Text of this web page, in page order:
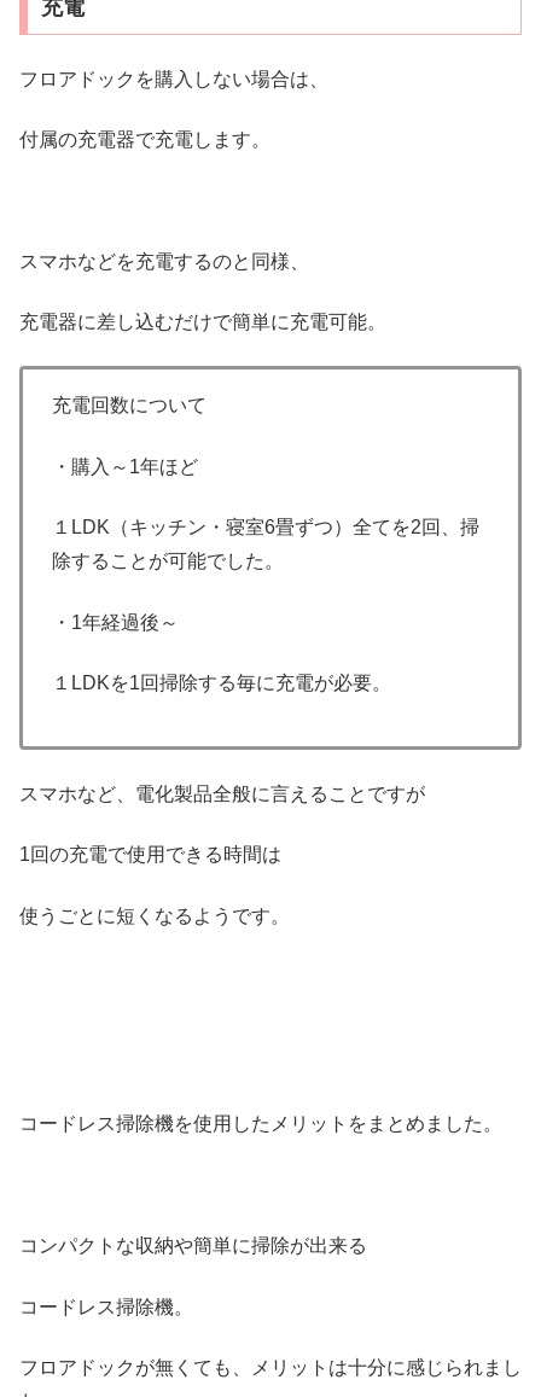
充電
フロアドックを購入しない場合は、
付属の充電器で充電します。
スマホなどを充電するのと同様、
充電器に差し込むだけで簡単に充電可能。
充電回数について
・購入～1年ほど
１LDK（キッチン・寝室6畳ずつ）全てを2回、掃
除することが可能でした。
・1年経過後～
１LDKを1回掃除する毎に充電が必要。
スマホなど、電化製品全般に言えることですが
1回の充電で使用できる時間は
使うごとに短くなるようです。
コードレス掃除機を使用したメリットをまとめました。
コンパクトな収納や簡単に掃除が出来る
コードレス掃除機。
フロアドックが無くても、メリットは十分に感じられまし